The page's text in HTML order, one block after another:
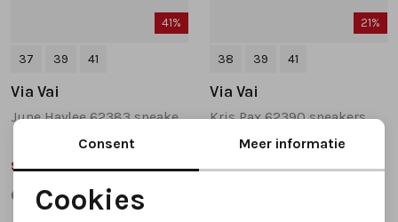
41%
37 39 41
Via Vai
June Haylee 62383 sneakers lichtblauw
99,99 169,95
21%
38 39 41
Via Vai
Kris Pax 62390 sneakers wit combinatie
149,99 189,95
Noodzakelijke cookies
Consent Meer informatie
Cookies